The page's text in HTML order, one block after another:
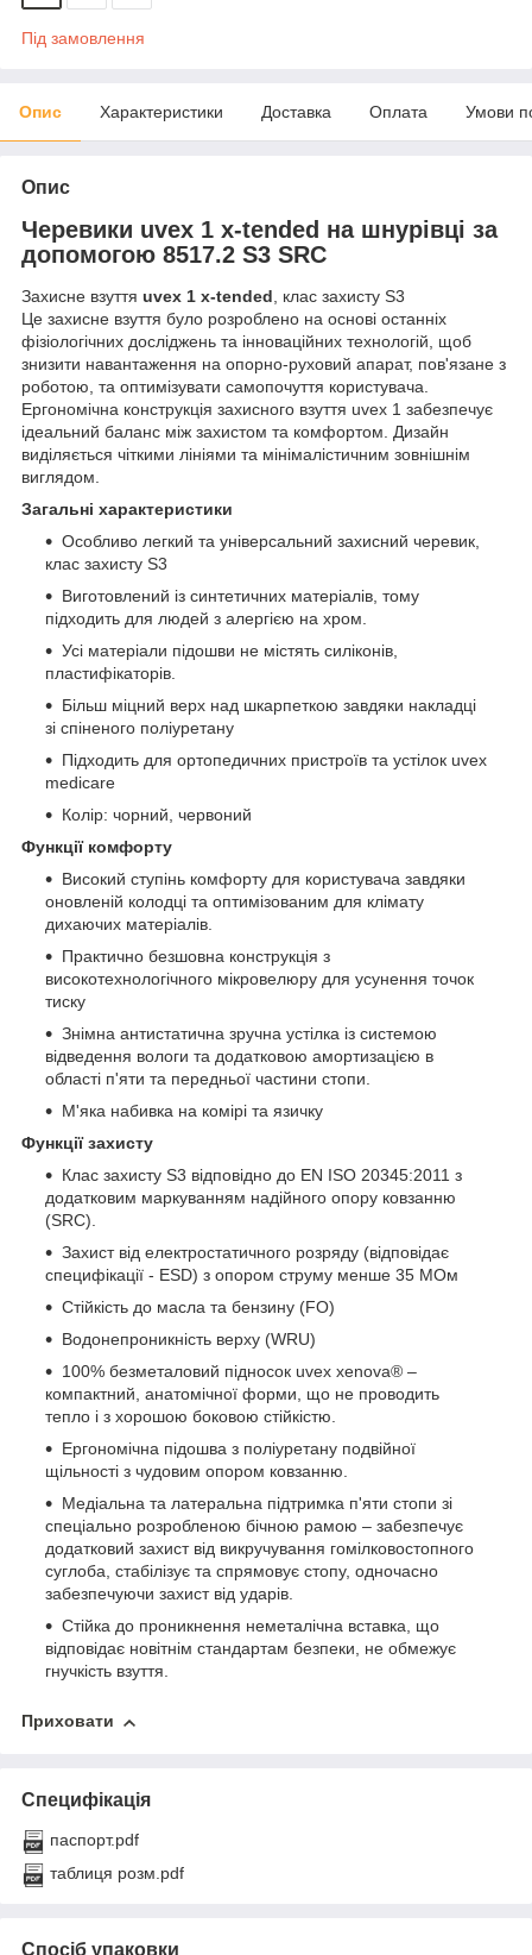
Під замовлення
Опис Характеристики Доставка Оплата Умови
Опис
Черевики uvex 1 x-tended на шнурівці за
допомогою 8517.2 S3 SRC
Захисне взуття uvex 1 x-tended, клас захисту S3
Це захисне взуття було розроблено на основі останніх
фізіологічних досліджень та інноваційних технологій, щоб
знизити навантаження на опорно-руховий апарат, пов'язане з
роботою, та оптимізувати самопочуття користувача.
Ергономічна конструкція захисного взуття uvex 1 забезпечує
ідеальний баланс між захистом та комфортом. Дизайн
виділяється чіткими лініями та мінімалістичним зовнішнім
виглядом.
Загальні характеристики
Особливо легкий та універсальний захисний черевик,
клас захисту S3
Виготовлений із синтетичних матеріалів, тому
підходить для людей з алергією на хром.
Усі матеріали підошви не містять силіконів,
пластифікаторів.
Більш міцний верх над шкарпеткою завдяки накладці
зі спіненого поліуретану
Підходить для ортопедичних пристроїв та устілок uvex
medicare
Колір: чорний, червоний
Функції комфорту
Високий ступінь комфорту для користувача завдяки
оновленій колодці та оптимізованим для клімату
дихаючих матеріалів.
Практично безшовна конструкція з
високотехнологічного мікровелюру для усунення точок
тиску
Знімна антистатична зручна устілка із системою
відведення вологи та додатковою амортизацією в
області п'яти та передньої частини стопи.
М'яка набивка на комірі та язичку
Функції захисту
Клас захисту S3 відповідно до EN ISO 20345:2011 з
додатковим маркуванням надійного опору ковзанню
(SRC).
Захист від електростатичного розряду (відповідає
специфікації - ESD) з опором струму менше 35 МОм
Стійкість до масла та бензину (FO)
Водонепроникність верху (WRU)
100% безметаловий підносок uvex xenova® –
компактний, анатомічної форми, що не проводить
тепло і з хорошою боковою стійкістю.
Ергономічна підошва з поліуретану подвійної
щільності з чудовим опором ковзанню.
Медіальна та латеральна підтримка п'яти стопи зі
спеціально розробленою бічною рамою – забезпечує
додатковий захист від викручування гомілковостопного
суглоба, стабілізує та спрямовує стопу, одночасно
забезпечуючи захист від ударів.
Стійка до проникнення неметалічна вставка, що
відповідає новітнім стандартам безпеки, не обмежує
гнучкість взуття.
Приховати
Специфікація
паспорт.pdf
таблиця розм.pdf
Спосіб упаковки